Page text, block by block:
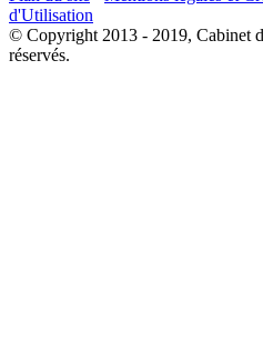
d'Utilisation
© Copyright 2013 - 2019, Cabinet
réservés.